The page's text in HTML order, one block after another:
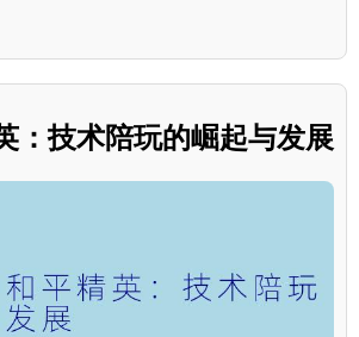
：技术陪玩的崛起与发展